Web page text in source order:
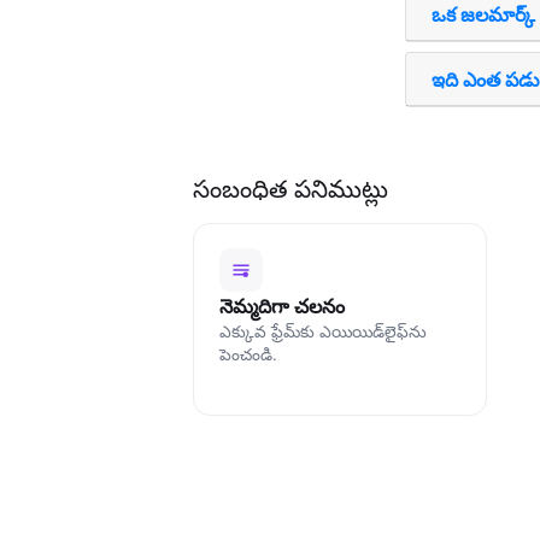
ఒక జలమార్క్
ఇది ఎంత
సంబంధిత పనిముట్లు
నెమ్మదిగా చలనం
ఎక్కువ ఫ్రేమ్‌కు ఎయియిడ్‌లైఫ్‌ను
పెంచండి.